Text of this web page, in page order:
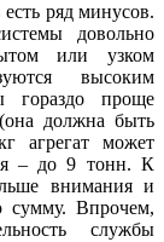
ряд минусов.
довольно
или узком
высоким
гораздо проще
должна быть
агрегат может
– до 9 тонн. К
внимания и
сумму. Впрочем,
службы